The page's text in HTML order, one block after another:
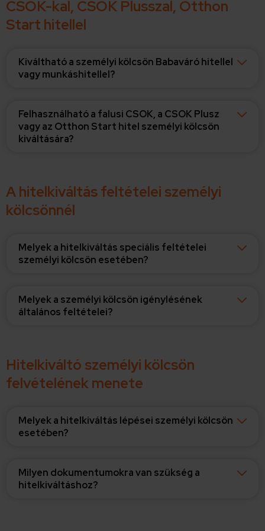
CSOK-kal, CSOK Plusszal, Otthon
Start hitellel
Kiváltható a személyi kölcsön Babaváró hitellel
vagy munkáshitellel?
Felhasználható a falusi CSOK, a CSOK Plusz
vagy az Otthon Start hitel személyi kölcsön
kiváltására?
A hitelkiváltás feltételei személyi
kölcsönnél
Melyek a hitelkiváltás speciális feltételei
személyi kölcsön esetében?
Melyek a személyi kölcsön igénylésének
általános feltételei?
Hitelkiváltó személyi kölcsön
felvételének menete
Melyek a hitelkiváltás lépései személyi kölcsön
esetében?
Milyen dokumentumokra van szükség a
hitelkiváltáshoz?